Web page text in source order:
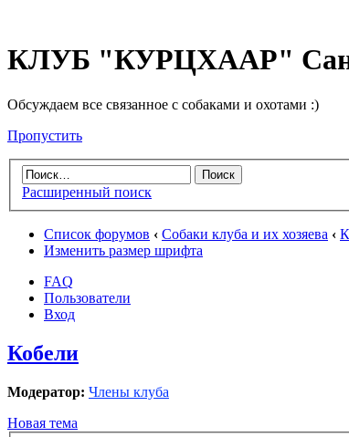
КЛУБ "КУРЦХААР"
Обсуждаем все связанное с собаками и охотами :)
Пропустить
Расширенный поиск
Список форумов ‹ Собаки клуба и их хозяева ‹
Изменить размер шрифта
FAQ
Пользователи
Вход
Кобели
Модератор: Члены клуба
Новая тема